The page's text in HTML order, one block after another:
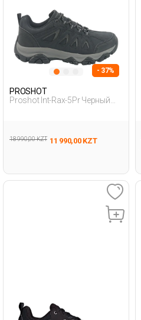
- 37%
PROSHOT
Proshot Int-Rax-5Pr Черный
18 990,00 KZT 11 990,00 KZT